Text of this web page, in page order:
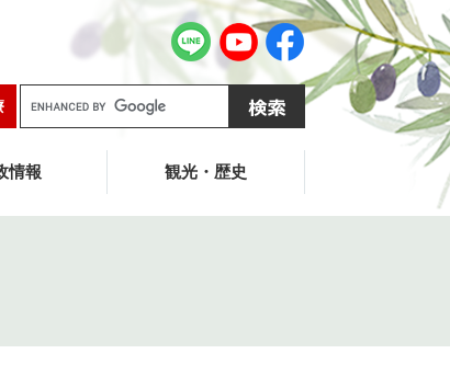
g
e
情報 観光・歴史